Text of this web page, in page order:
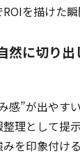
を描けた
然に切り
感”が出やす
理として提
を印象付け